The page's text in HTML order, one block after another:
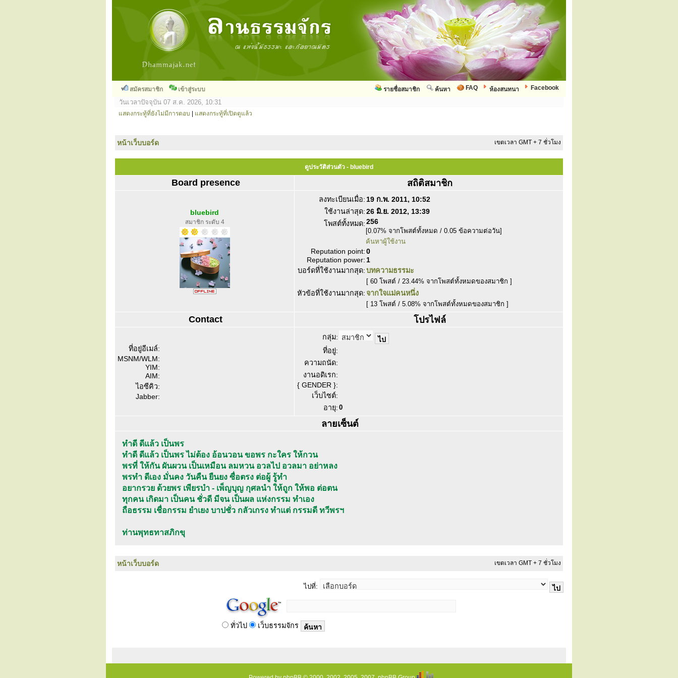
สมัครสมาชิก เข้าสู่ระบบ Facebook
ห้องสนทนา
FAQ
ค้นหา
รายชื่อสมาชิก
วันเวลาปัจจุบัน 07 ส.ค. 2026, 10:31
แสดงกระทู้ที่ยังไม่มีการตอบ แสดงกระทู้ที่เปิดดูแล้ว
หน้าเว็บบอร์ด เขตเวลา GMT + 7 ชั่วโมง
ดูประวัติส่วนตัว - bluebird
Board presence สถิติสมาชิก
bluebird
สมาชิก ระดับ 4
ลงทะเบียนเมื่อ: 19 ก.พ. 2011, 10:52
ใช้งานล่าสุด:26 มิ.ย. 2012, 13:39
โพสต์ทั้งหมด:256
[0.07% จากโพสต์ทั้งหมด / 0.05 ข้อความต่อวัน]
ค้นหาผู้ใช้งาน
Reputation point:0
Reputation power: 1
บอร์ดที่ใช้งานมากสุด:บทความธรรมะ
[ 60 โพสต์ / 23.44% จากโพสต์ทั้งหมดของสมาชิก ]
หัวข้อที่ใช้งานมากสุด:จากใจแม่คนหนึ่ง
[ 13 โพสต์ / 5.08% จากโพสต์ทั้งหมดของสมาชิก ]
Contact โปรไฟล์
ที่อยู่อีเมล์:
MSNM/WLM:
YIM:
AIM:
ไอซีคิว:
Jabber:
กลุ่ม:
ที่อยู่:
ความถนัด:
งานอดิเรก:
{ GENDER }:
เว็บไซต์:
อายุ: 0
ลายเซ็นต์
ทำดี ดีแล้ว เป็นพร
ทำดี ดีแล้ว เป็นพร ไม่ต้อง อ้อนวอน ขอพร กะใคร ให้กวน
พรที่ ให้กัน ผันผวน เป็นเหมือน ลมหวน อวลไป อวลมา อย่าหลง
พรทำ ดีเอง มั่นคง วันคืน ยืนยง ซื่อตรง ต่อผู้ รู้ทำ
อยากรวย ด้วยพร เพียรบำ - เพ็ญบุญ กุศลนำ ให้ถูก ให้พอ ต่อตน
ทุกคน เกิดมา เป็นคน ชั่วดี มีจน เป็นผล แห่งกรรม ทำเอง
ถือธรรม เชื่อกรรม ยำเยง บาปชั่ว กลัวเกรง ทำแต่ กรรมดี ทวีพรฯ
ท่านพุทธทาสภิกขุ
หน้าเว็บบอร์ด เขตเวลา GMT + 7 ชั่วโมง
ไปที่:
ทั่วไป เว็บธรรมจักร